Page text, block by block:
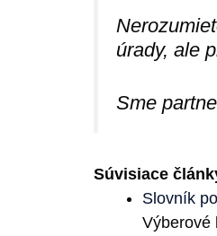
úrady, ale
Sme
Súvisiace
Slovník
Výberové